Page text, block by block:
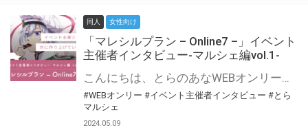
同人 女性向け
「マレシルプラン – Online7 –」イベント
主催者インタビュー-マルシェ編vol.1-
こんにちは、とらのあなWEBオンリー運営スタッフです。 新たにお届けする、イベント主催者インタビュー-マルシェ編-は、 とらのあなWEBオンリー「マルシェ」をご利用した主催様に 「マルシェ」を使って開催した感想や心がけをお聞きする企画です。 今回は、WEBオンリー開催7回目迎えた「マレシルプラン – Online7 –」より、 主催の玉川うた様にお話を伺いました。 ▼マレシルプランのインタビュー前回記事 「イベント主催者インタビュー vol.6」はこちら 協力：玉川うた様（マレシルプラン実行委員会 代表）／イベント公式Twitter（@mallesil_plan） とらのあなWEBオンリー「マルシェ」とは？ WEBオンリーでリアルタイムでコミュニケーションがとれるオンライン会場です。
#WEBオンリー #イベント主催者インタビュー #とら
マルシェ
2024.05.09